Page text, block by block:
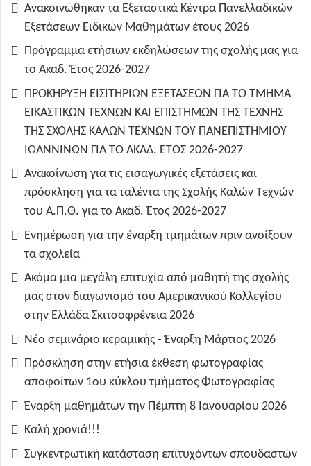
Ανακοινώθηκαν τα Εξεταστικά Κέντρα Πανελλαδικών
Εξετάσεων Ειδικών Μαθημάτων έτους 2026
Πρόγραμμα ετήσιων εκδηλώσεων της σχολής μας για
το Ακαδ. Έτος 2026-2027
ΠΡΟΚΗΡΥΞΗ ΕΙΣΙΤΗΡΙΩΝ ΕΞΕΤΑΣΕΩΝ ΓΙΑ ΤO TMHMA
ΕΙΚΑΣΤΙΚΩΝ ΤΕΧΝΩΝ ΚΑΙ ΕΠΙΣΤΗΜΩΝ ΤΗΣ ΤΕΧΝΗΣ
ΤΗΣ ΣΧΟΛΗΣ ΚΑΛΩΝ ΤΕΧΝΩΝ ΤΟΥ ΠΑΝΕΠΙΣΤΗΜΙΟΥ
ΙΩΑΝΝΙΝΩΝ ΓΙΑ ΤΟ ΑΚΑΔ. ΕΤΟΣ 2026-2027
Ανακοίνωση για τις εισαγωγικές εξετάσεις και
πρόσκληση για τα ταλέντα της Σχολής Καλών Τεχνών
του Α.Π.Θ. για το Ακαδ. Έτος 2026-2027
Ενημέρωση για την έναρξη τμημάτων πριν ανοίξουν
τα σχολεία
Ακόμα μια μεγάλη επιτυχία από μαθητή της σχολής
μας στον διαγωνισμό του Αμερικανικού Κολλεγίου
στην Ελλάδα Σκιτσοφρένεια 2026
Νέο σεμινάριο κεραμικής - Έναρξη Μάρτιος 2026
Πρόσκληση στην ετήσια έκθεση φωτογραφίας
αποφοίτων 1ου κύκλου τμήματος Φωτογραφίας
Έναρξη μαθημάτων την Πέμπτη 8 Ιανουαρίου 2026
Καλή χρονιά!!!
Συγκεντρωτική κατάσταση επιτυχόντων σπουδαστών